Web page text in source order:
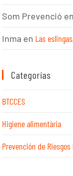
Som Prevenció en
Inma en Las
Categorías
BTCCES
Higiene alimentària
Prevención de